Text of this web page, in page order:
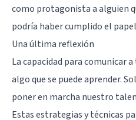
como protagonista a alguien
podría haber cumplido el
Una última reflexión
La capacidad para comunicar
algo que se puede aprender.
poner en marcha nuestro
Estas estrategias y técnicas